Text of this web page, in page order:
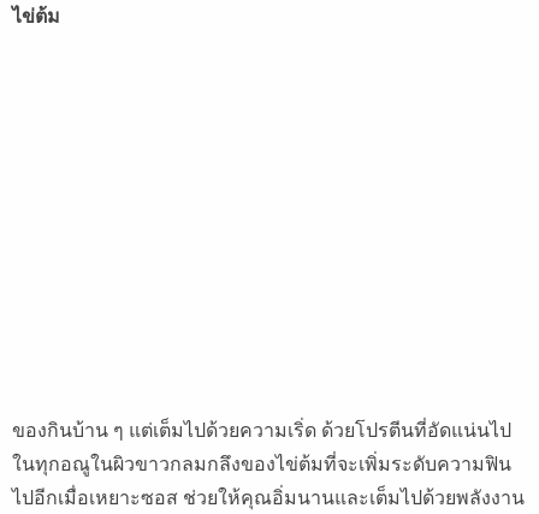
ไข่ต้ม
ของกินบ้าน ๆ แต่เต็มไปด้วยความเริ่ด ด้วยโปรตีนที่อัดแน่นไป
ในทุกอณูในผิวขาวกลมกลึงของไข่ต้มที่จะเพิ่มระดับความฟิน
ไปอีกเมื่อเหยาะซอส ช่วยให้คุณอิ่มนานและเต็มไปด้วยพลังงาน